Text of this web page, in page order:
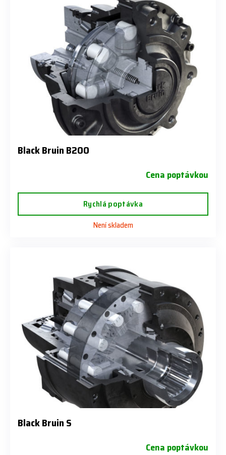
Black Bruin B200
Cena poptávkou
Rychlá poptávka
Není skladem
Black Bruin S
Cena poptávkou